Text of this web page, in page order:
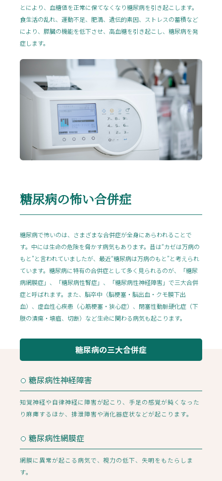
とにより、血糖値を正常に保てなくなり糖尿病を引き起こします。
食生活の乱れ、運動不足、肥満、遺伝的素因、ストレスの蓄積など
により、膵臓の機能を低下させ、高血糖を引き起こし、糖尿病を発
症します。
糖尿病の怖い合併症
糖尿病で怖いのは、さまざまな合併症が全身にあらわれることで
す。中には生命の危険を脅かす病気もあります。昔は“カゼは万病の
もと”と言われていましたが、最近“糖尿病は万病のもと”と考えられ
ています。糖尿病に特有の合併症として多く見られるのが、「糖尿
病網膜症」、「糖尿病性腎症」、「糖尿病性神経障害」で三大合併
症と呼ばれます。また、脳卒中（脳梗塞・脳出血・クモ膜下出
血）、虚血性心疾患（心筋梗塞・狭心症）、閉塞性動脈硬化症（下
肢の潰瘍・壊疽、切断）など生命に関わる病気も起こります。
糖尿病の三大合併症
糖尿病性神経障害
知覚神経や自律神経に障害が起こり、手足の感覚が鈍くなった
り麻痺するほか、排泄障害や消化器症状などが起こります。
糖尿病性網膜症
網膜に異常が起こる病気で、視力の低下、失明をもたらしま
す。